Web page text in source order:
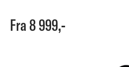
Fra 8 999,-